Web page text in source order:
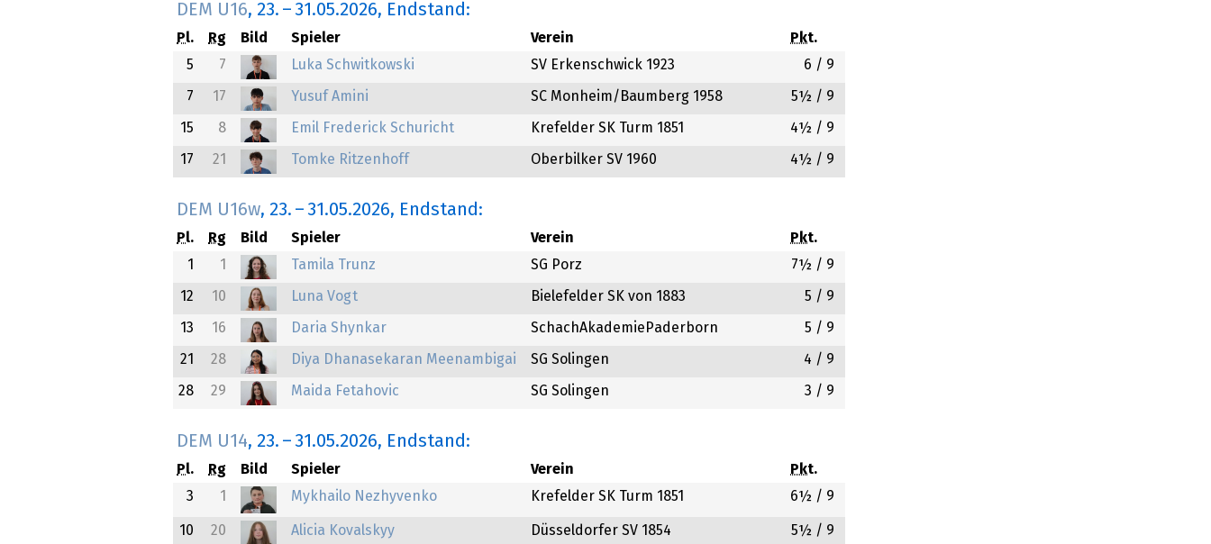
DEM U16, 23. – 31.05.2026, Endstand:
Pl. Rg Bild Spieler Verein
Pkt.
5
7 Luka Schwitkowski SV Erkenschwick 1923 6 / 9
7 17 Yusuf Amini SC Monheim/Baumberg 1958 5½ / 9
15 8 Emil Frederick Schuricht Krefelder SK Turm 1851 4½ / 9
17 21 Tomke Ritzenhoff Oberbilker SV 1960 4½ / 9
DEM U16w, 23. – 31.05.2026, Endstand:
Pl. Rg Bild Spieler Verein
Pkt.
1
1 Tamila Trunz SG Porz 7½ / 9
12 10 Luna Vogt Bielefelder SK von 1883 5 / 9
13 16 Daria Shynkar SchachAkademiePaderborn 5 / 9
21 28 Diya Dhanasekaran Meenambigai SG Solingen 4 / 9
28 29 Maida Fetahovic SG Solingen 3 / 9
DEM U14, 23. – 31.05.2026, Endstand:
Pl. Rg Bild Spieler Verein
Pkt.
3
1 Mykhailo Nezhyvenko Krefelder SK Turm 1851 6½ / 9
10 20 Alicia Kovalskyy Düsseldorfer SV 1854 5½ / 9